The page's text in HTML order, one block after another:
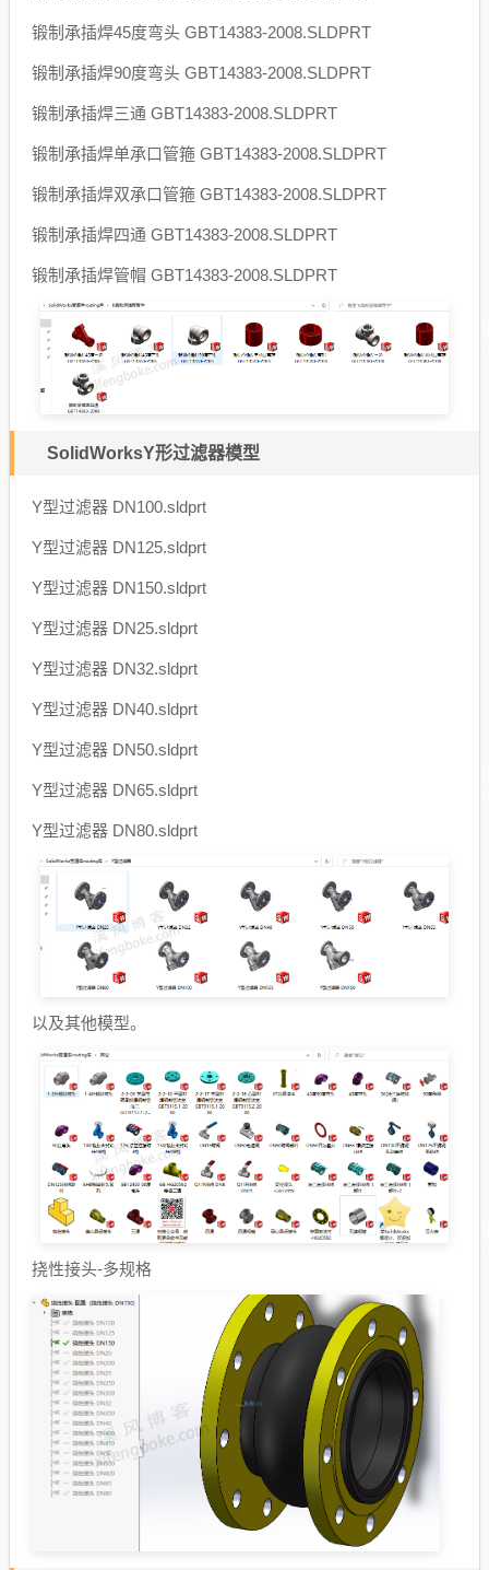
锻制承插焊45度弯头 GBT14383-2008.SLDPRT
锻制承插焊90度弯头 GBT14383-2008.SLDPRT
锻制承插焊三通 GBT14383-2008.SLDPRT
锻制承插焊单承口管箍 GBT14383-2008.SLDPRT
锻制承插焊双承口管箍 GBT14383-2008.SLDPRT
锻制承插焊四通 GBT14383-2008.SLDPRT
锻制承插焊管帽 GBT14383-2008.SLDPRT
SolidWorksY形过滤器模型
Y型过滤器 DN100.sldprt
Y型过滤器 DN125.sldprt
Y型过滤器 DN150.sldprt
Y型过滤器 DN25.sldprt
Y型过滤器 DN32.sldprt
Y型过滤器 DN40.sldprt
Y型过滤器 DN50.sldprt
Y型过滤器 DN65.sldprt
Y型过滤器 DN80.sldprt
以及其他模型。
挠性接头-多规格